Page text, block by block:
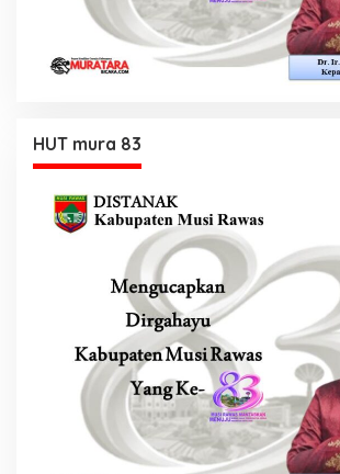
HUT mura 83